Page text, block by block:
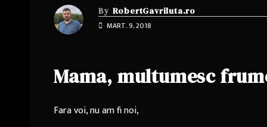
By RobertGavriluta.ro
MART. 9, 2018
Mama, multumesc
Fara voi, nu am fi noi,